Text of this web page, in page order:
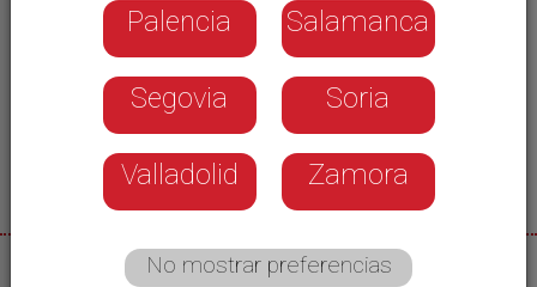
Palencia Salamanca
Segovia Soria
Valladolid Zamora
No mostrar preferencias